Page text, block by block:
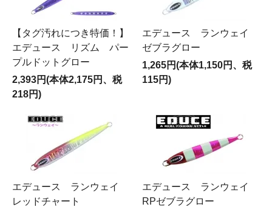
【タグ汚れにつき特価！】
エデュース リズム パー
プルドットグロー
2,393円(本体2,175円、税
218円)
エデュース ランウェイ
ゼブラグロー
1,265円(本体1,150円、税
115円)
エデュース ランウェイ
レッドチャート
エデュース ランウェイ
RPゼブラグロー